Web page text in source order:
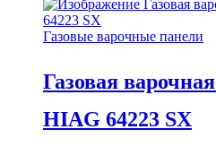
Газовые варочные панели
Газовая
HIAG 64223 SX